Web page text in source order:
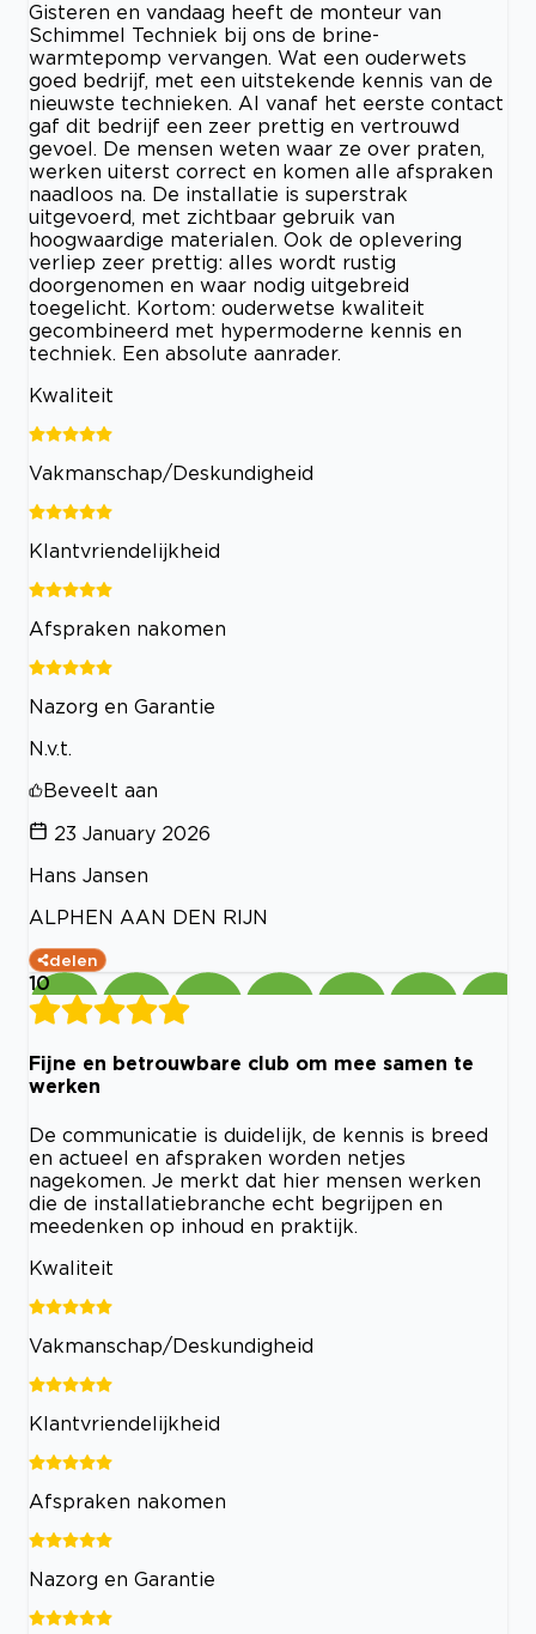
Gisteren en vandaag heeft de monteur van
Schimmel Techniek bij ons de brine-
warmtepomp vervangen. Wat een ouderwets
goed bedrijf, met een uitstekende kennis van de
nieuwste technieken. Al vanaf het eerste contact
gaf dit bedrijf een zeer prettig en vertrouwd
gevoel. De mensen weten waar ze over praten,
werken uiterst correct en komen alle afspraken
naadloos na. De installatie is superstrak
uitgevoerd, met zichtbaar gebruik van
hoogwaardige materialen. Ook de oplevering
verliep zeer prettig: alles wordt rustig
doorgenomen en waar nodig uitgebreid
toegelicht. Kortom: ouderwetse kwaliteit
gecombineerd met hypermoderne kennis en
techniek. Een absolute aanrader.
Kwaliteit
Vakmanschap/Deskundigheid
Klantvriendelijkheid
Afspraken nakomen
Nazorg en Garantie
N.v.t.
Beveelt aan
23 January 2026
Hans Jansen
ALPHEN AAN DEN RIJN
delen
10
Fijne en betrouwbare club om mee samen te
werken
De communicatie is duidelijk, de kennis is breed
en actueel en afspraken worden netjes
nagekomen. Je merkt dat hier mensen werken
die de installatiebranche echt begrijpen en
meedenken op inhoud en praktijk.
Kwaliteit
Vakmanschap/Deskundigheid
Klantvriendelijkheid
Afspraken nakomen
Nazorg en Garantie